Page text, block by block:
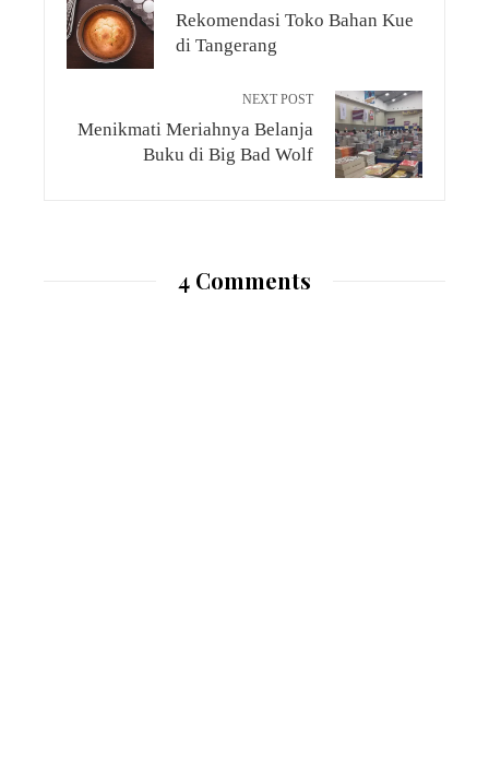
Rekomendasi Toko Bahan Kue
di Tangerang
NEXT POST
Menikmati Meriahnya Belanja
Buku di Big Bad Wolf
4 Comments